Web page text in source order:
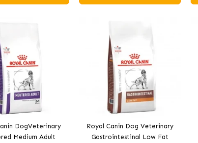
DogVeterinary
Medium Adult
Royal Canin Dog Veterinary
Gastrointestinal Low Fat